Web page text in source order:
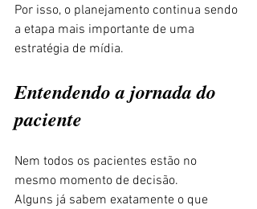
Por isso, o planejamento continua sendo
a etapa mais importante de uma
estratégia de mídia.
Entendendo a jornada do
paciente
Nem todos os pacientes estão no
mesmo momento de decisão.
Alguns já sabem exatamente o que